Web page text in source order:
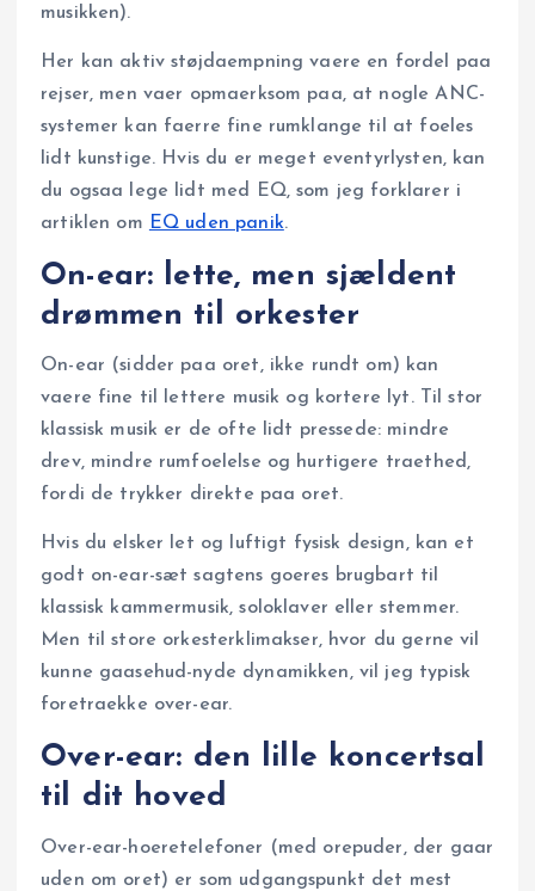
musikken).
Her kan aktiv støjdaempning vaere en fordel paa
rejser, men vaer opmaerksom paa, at nogle ANC-
systemer kan faerre fine rumklange til at foeles
lidt kunstige. Hvis du er meget eventyrlysten, kan
du ogsaa lege lidt med EQ, som jeg forklarer i
artiklen om EQ uden panik.
On-ear: lette, men sjældent
drømmen til orkester
On-ear (sidder paa oret, ikke rundt om) kan
vaere fine til lettere musik og kortere lyt. Til stor
klassisk musik er de ofte lidt pressede: mindre
drev, mindre rumfoelelse og hurtigere traethed,
fordi de trykker direkte paa oret.
Hvis du elsker let og luftigt fysisk design, kan et
godt on-ear-sæt sagtens goeres brugbart til
klassisk kammermusik, soloklaver eller stemmer.
Men til store orkesterklimakser, hvor du gerne vil
kunne gaasehud-nyde dynamikken, vil jeg typisk
foretraekke over-ear.
Over-ear: den lille koncertsal
til dit hoved
Over-ear-hoeretelefoner (med orepuder, der gaar
uden om oret) er som udgangspunkt det mest